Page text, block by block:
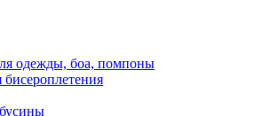
одежды, боа, помпоны
бисероплетения